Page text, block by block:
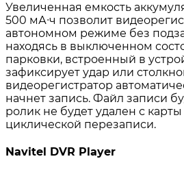
Увеличенная емкость
500 мА∙ч позволит
автономном режиме без
находясь в выключенном
парковки, встроенный в
зафиксирует удар или
видеорегистратор
начнет запись. Файл записи
ролик не будет удален с
циклической перезаписи.
Navitel DVR Player